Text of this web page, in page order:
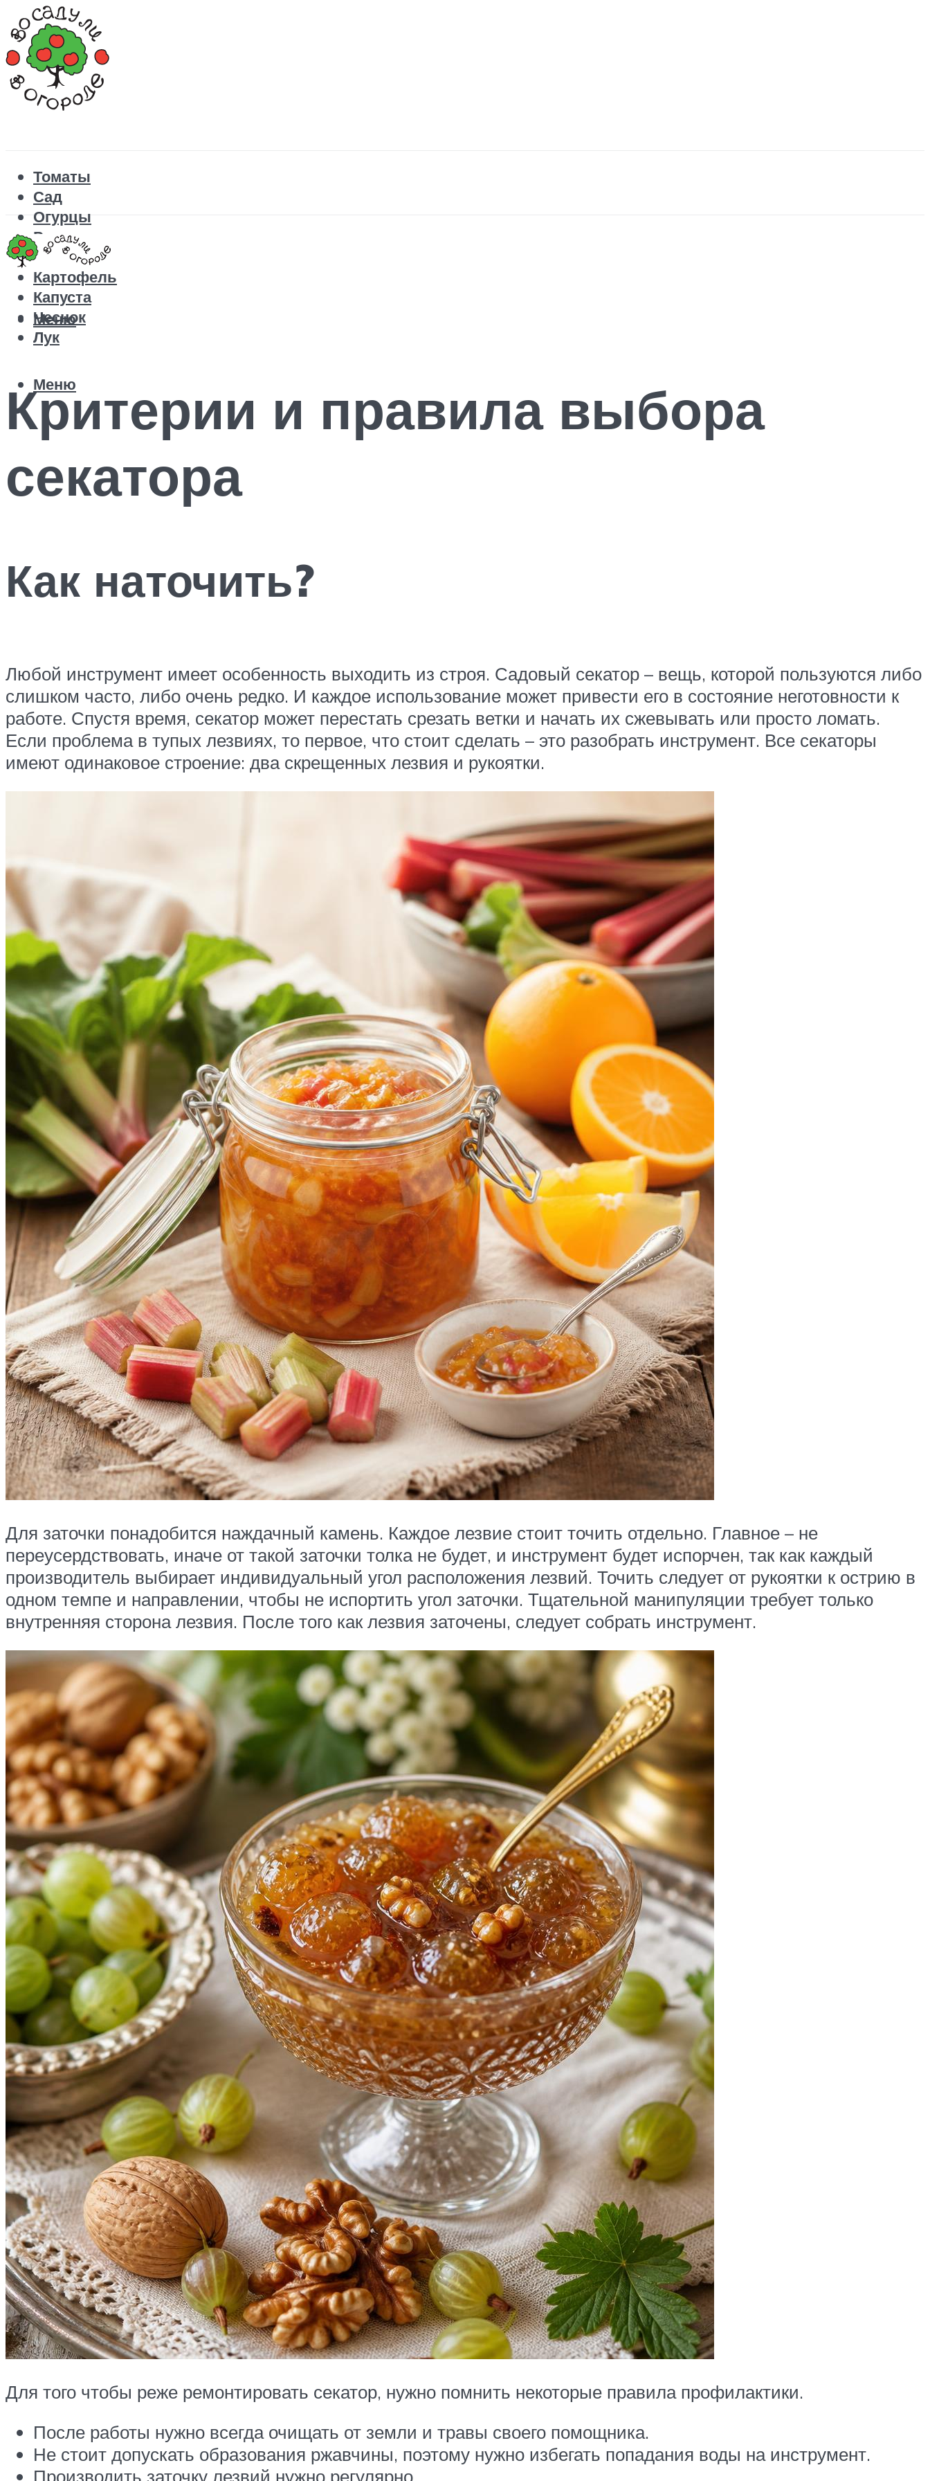
Томаты
Сад
Огурцы
Рецепты
Перец
Картофель
Капуста
Чеснок
Лук
Меню
Меню
Критерии и правила выбора
секатора
Как наточить?
Любой инструмент имеет особенность выходить из строя. Садовый секатор – вещь, которой пользуются либо
слишком часто, либо очень редко. И каждое использование может привести его в состояние неготовности к
работе. Спустя время, секатор может перестать срезать ветки и начать их сжевывать или просто ломать.
Если проблема в тупых лезвиях, то первое, что стоит сделать – это разобрать инструмент. Все секаторы
имеют одинаковое строение: два скрещенных лезвия и рукоятки.
Для заточки понадобится наждачный камень. Каждое лезвие стоит точить отдельно. Главное – не
переусердствовать, иначе от такой заточки толка не будет, и инструмент будет испорчен, так как каждый
производитель выбирает индивидуальный угол расположения лезвий. Точить следует от рукоятки к острию в
одном темпе и направлении, чтобы не испортить угол заточки. Тщательной манипуляции требует только
внутренняя сторона лезвия. После того как лезвия заточены, следует собрать инструмент.
Для того чтобы реже ремонтировать секатор, нужно помнить некоторые правила профилактики.
После работы нужно всегда очищать от земли и травы своего помощника.
Не стоит допускать образования ржавчины, поэтому нужно избегать попадания воды на инструмент.
Производить заточку лезвий нужно регулярно.